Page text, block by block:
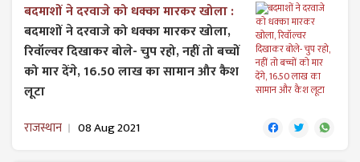
बदमाशों ने दरवाजे को धक्का मारकर खोला :
बदमाशों ने दरवाजे को धक्का मारकर खोला,
रिवॉल्वर दिखाकर बोले- चुप रहो, नहीं तो बच्चों
को मार देंगे, 16.50 लाख का सामान और कैश
लूटा
राजस्थान 08 Aug 2021